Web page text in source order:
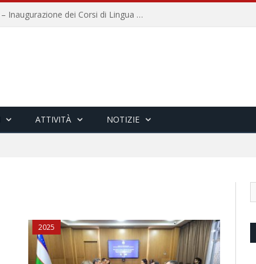
Università per Stranieri di Siena – Inaugurazione dei Corsi di Lingua e Cultura Italiana, 109a annata
ATTIVITÀ NOTIZIE
2025